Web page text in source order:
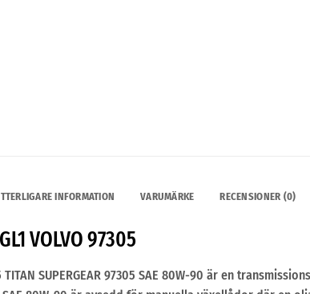
INFORMATION VARUMÄRKE RECENSIONER (0)
VOLVO 97305
TITAN SUPERGEAR 97305 SAE 80W-90 är en